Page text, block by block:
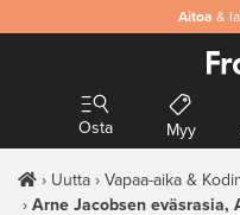
Aitoa &
Osta Myy
Uutta Vapaa-aika &
Arne Jacobsen eväsrasia,